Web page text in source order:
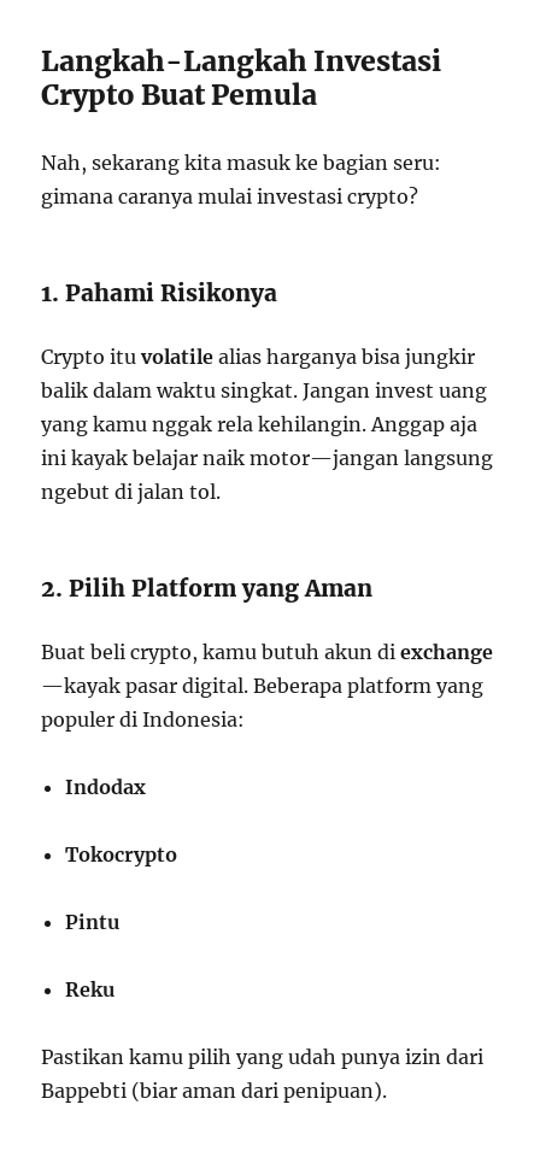
Langkah-Langkah Investasi
Crypto Buat Pemula
Nah, sekarang kita masuk ke bagian seru:
gimana caranya mulai investasi crypto?
1. Pahami Risikonya
Crypto ituvolatile alias harganya bisa jungkir
balik dalam waktu singkat. Jangan invest uang
yang kamu nggak rela kehilangin. Anggap aja
ini kayak belajar naik motor—jangan langsung
ngebut di jalan tol.
2. Pilih Platform yang Aman
Buat beli crypto, kamu butuh akun diexchange
—kayak pasar digital. Beberapa platform yang
populer di Indonesia:
Indodax
Tokocrypto
Pintu
Reku
Pastikan kamu pilih yang udah punya izin dari
Bappebti (biar aman dari penipuan).